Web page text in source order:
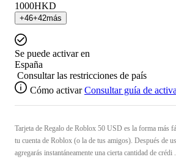
1000HKD
+46+42más
Se puede activar en
España
Consultar las restricciones de país
Cómo activar Consultar guía de
Tarjeta de Regalo de Roblox 50 USD es la forma más
tu cuenta de Roblox (o la de tus amigos). Después de
agregarás instantáneamente una cierta cantidad de crédi